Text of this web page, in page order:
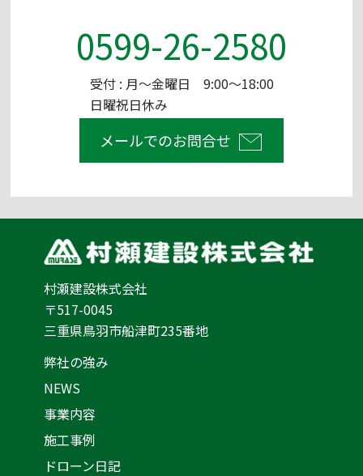
0599-26-2580
受付 : 月～金曜日 9:00～18:00
日曜祝日休み
メールでのお問合せ
村瀬建設株式会社
〒517-0045
三重県鳥羽市船津町235番地
弊社の強み
NEWS
事業内容
施工事例
ドローン日記